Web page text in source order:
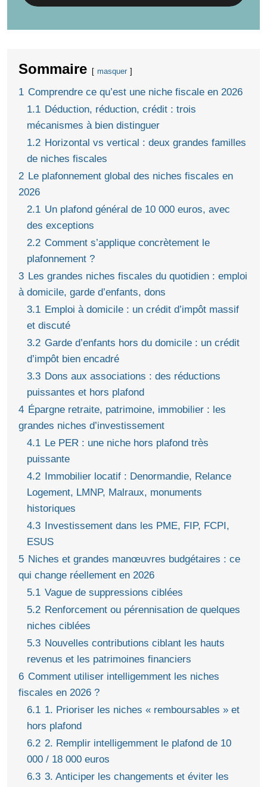
Sommaire masquer
1 Comprendre ce qu’est une niche fiscale en 2026
1.1 Déduction, réduction, crédit : trois
mécanismes à bien distinguer
1.2 Horizontal vs vertical : deux grandes familles
de niches fiscales
2 Le plafonnement global des niches fiscales en
2026
2.1 Un plafond général de 10 000 euros, avec
des exceptions
2.2 Comment s’applique concrètement le
plafonnement ?
3 Les grandes niches fiscales du quotidien : emploi
à domicile, garde d’enfants, dons
3.1 Emploi à domicile : un crédit d’impôt massif
et discuté
3.2 Garde d’enfants hors du domicile : un crédit
d’impôt bien encadré
3.3 Dons aux associations : des réductions
puissantes et hors plafond
4 Épargne retraite, patrimoine, immobilier : les
grandes niches d’investissement
4.1 Le PER : une niche hors plafond très
puissante
4.2
Immobilier locatif : Denormandie, Relance
Logement, LMNP, Malraux, monuments
historiques
4.3
Investissement dans les PME, FIP, FCPI,
ESUS
5 Niches et grandes manœuvres budgétaires : ce
qui change réellement en 2026
5.1 Vague de suppressions ciblées
5.2 Renforcement ou pérennisation de quelques
niches ciblées
5.3 Nouvelles contributions ciblant les hauts
revenus et les patrimoines financiers
6 Comment utiliser intelligemment les niches
fiscales en 2026 ?
6.1 1. Prioriser les niches « remboursables » et
hors plafond
6.2 2. Remplir intelligemment le plafond de 10
000 / 18 000 euros
6.3 3. Anticiper les changements et éviter les